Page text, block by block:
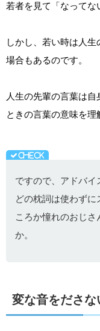
若者を見て「なってな
しかし、若い時は人
場合もあるのです。
人生の先輩の言葉は
ときの言葉の意味を理
ですので、アドバ
どの枕詞は使わず
ころか憧れのおじさ
か。
変な音をださな